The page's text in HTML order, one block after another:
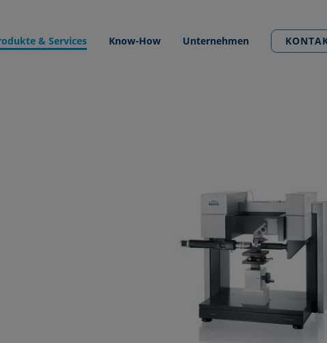
& Services Know-How Unternehmen